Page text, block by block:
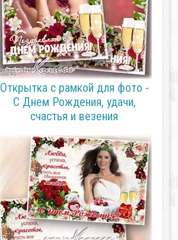
Открытка с рамкой для фото -
С Днем Рождения, удачи,
счастья и везения